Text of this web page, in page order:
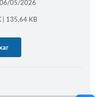
06/05/2026
| 135,64 KB